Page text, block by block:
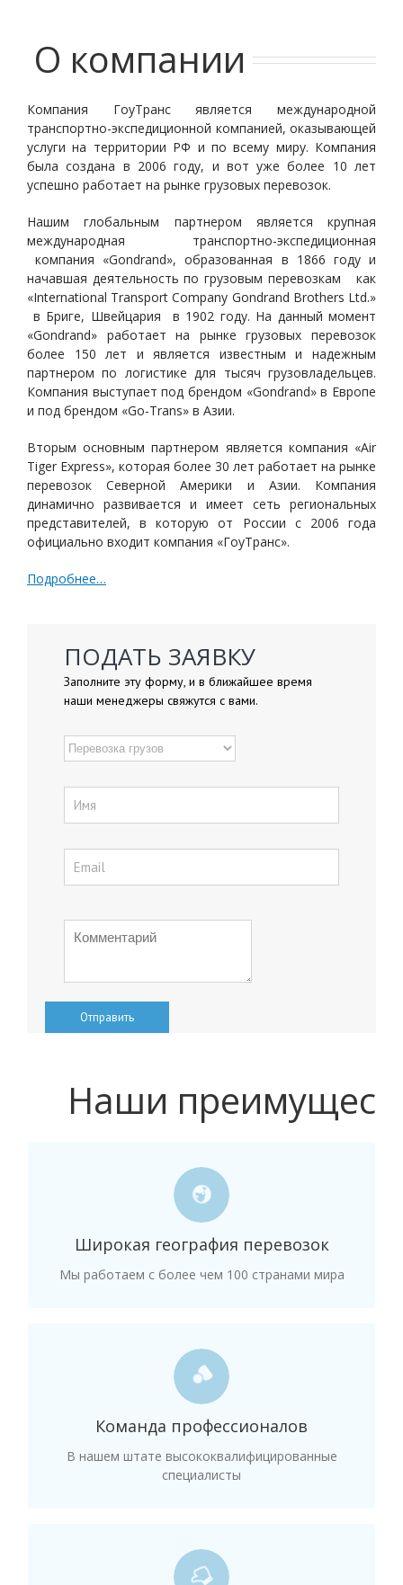
О компании
Компания ГоуТранс является международной
транспортно-экспедиционной компанией, оказывающей
услуги на территории РФ и по всему миру. Компания
была создана в 2006 году, и вот уже более 10 лет
успешно работает на рынке грузовых перевозок.
Нашим глобальным партнером является крупная
международная транспортно-экспедиционная
компания «Gondrand», образованная в 1866 году и
начавшая деятельность по грузовым перевозкам как
«International Transport Company Gondrand Brothers Ltd.»
в Бриге, Швейцария в 1902 году. На данный момент
«Gondrand» работает на рынке грузовых перевозок
более 150 лет и является известным и надежным
партнером по логистике для тысяч грузовладельцев.
Компания выступает под брендом «Gondrand» в Европе
и под брендом «Go-Trans» в Азии.
Вторым основным партнером является компания «Air
Tiger Express», которая более 30 лет работает на рынке
перевозок Северной Америки и Азии. Компания
динамично развивается и имеет сеть региональных
представителей, в которую от России с 2006 года
официально входит компания «ГоуТранс».
Подробнее…
ПОДАТЬ ЗАЯВКУ
Заполните эту форму, и в ближайшее время
наши менеджеры свяжутся с вами.
Отправить
Наши
Широкая география перевозок
Мы работаем с более чем 100 странами мира
ШИРОКАЯ
ГЕОГРАФИЯ
Наличие партнеров по всему миру позволяет нам
Команда профессионалов
В нашем штате высококвалифицированные
специалисты
ПРОФЕССИОНАЛЫ
За более 11 лет работы в сфере международной
логистики у нас подобралась отличная команда
профессионалов.
ОПЫТ